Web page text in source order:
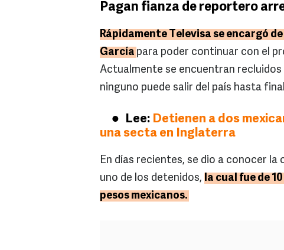
Pagan fianza de reportero
Rápidamente Televisa se encargó
García para poder continuar con el
Actualmente se encuentran
ninguno puede salir del país hasta
Lee: Detienen a dos
una secta en Inglaterra
En días recientes, se dio a conocer
uno de los detenidos, la cual fue de
pesos mexicanos.